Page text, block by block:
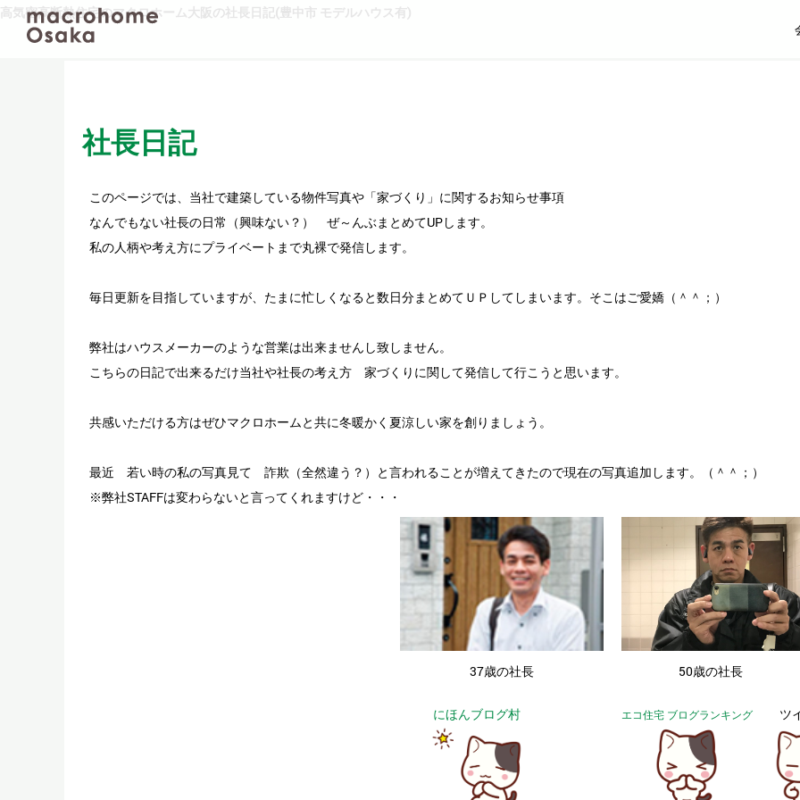
高気密高断熱住宅のマクロホーム大阪の社長日記(豊中市 モデルハウス有)
社長日記
このページでは、当社で建築している物件写真や「家づくり」に関するお知らせ事項
なんでもない社長の日常（興味ない？） ぜ～んぶまとめてUPします。
私の人柄や考え方にプライベートまで丸裸で発信します。
毎日更新を目指していますが、たまに忙しくなると数日分まとめてＵＰしてしまいます。そこはご愛嬌（＾＾；）
弊社はハウスメーカーのような営業は出来ませんし致しません。
こちらの日記で出来るだけ当社や社長の考え方 家づくりに関して発信して行こうと思います。
共感いただける方はぜひマクロホームと共に冬暖かく夏涼しい家を創りましょう。
最近 若い時の私の写真見て 詐欺（全然違う？）と言われることが増えてきたので現在の写真追加します。（＾＾；）
※弊社STAFFは変わらないと言ってくれますけど・・・
37歳の社長 50歳の社長
にほんブログ村 エコ住宅 ブログランキング ツ